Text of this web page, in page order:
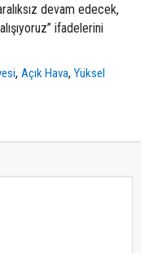
devam edecek,
ifadelerini
,Açık Hava,Yüksel